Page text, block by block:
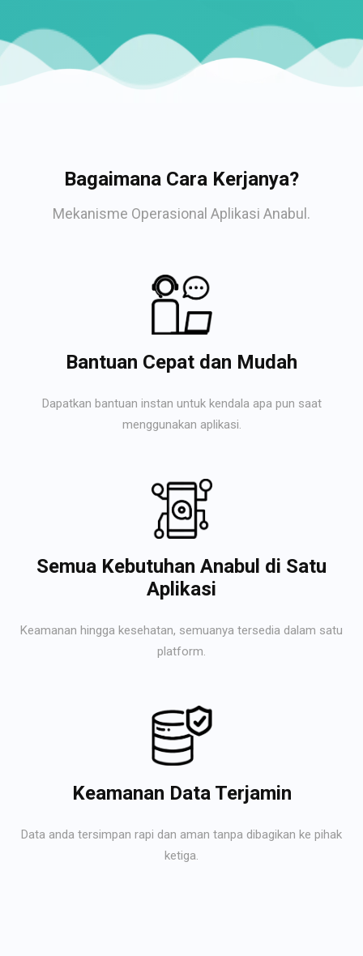
Bagaimana Cara Kerjanya?
Mekanisme Operasional Aplikasi Anabul.
Bantuan Cepat dan Mudah
Dapatkan bantuan instan untuk kendala apa pun saat
menggunakan aplikasi.
Semua Kebutuhan Anabul di Satu
Aplikasi
Keamanan hingga kesehatan, semuanya tersedia dalam satu
platform.
Keamanan Data Terjamin
Data anda tersimpan rapi dan aman tanpa dibagikan ke pihak
ketiga.